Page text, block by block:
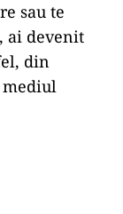
sau te
ai devenit
din